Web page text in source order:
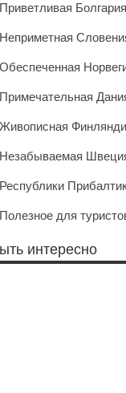
Приветливая Болгария
Неприметная
Обеспеченная
Примечательная
Живописная
Незабываемая
Республики
Полезное для
интересно